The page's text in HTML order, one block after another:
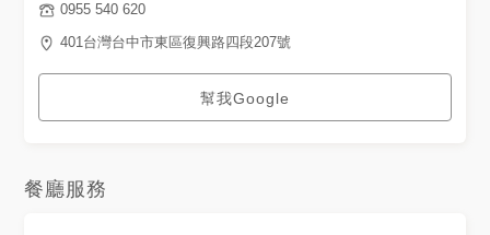
0955 540 620
401台灣台中市東區復興路四段207號
幫我Google
餐廳服務